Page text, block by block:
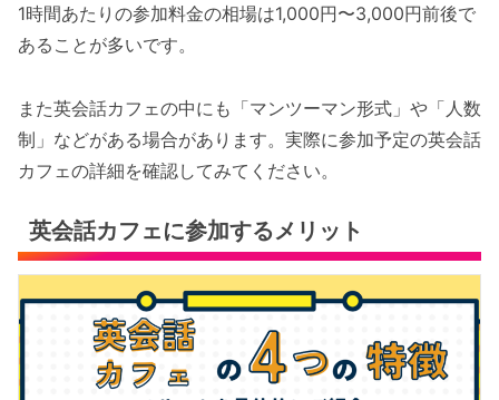
1時間あたりの参加料金の相場は1,000円〜3,000円前後で
あることが多いです。
また英会話カフェの中にも「マンツーマン形式」や「人数
制」などがある場合があります。実際に参加予定の英会話
カフェの詳細を確認してみてください。
英会話カフェに参加するメリット